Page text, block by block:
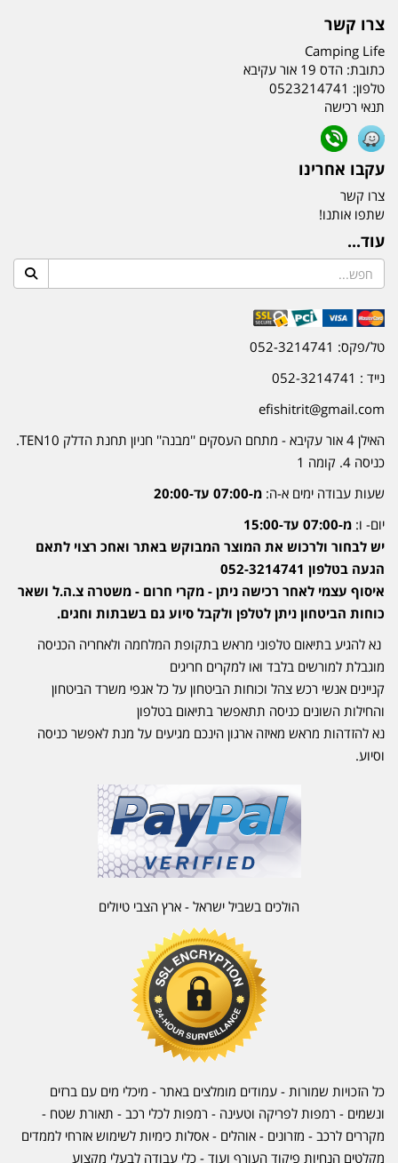
צרו קשר
Camping Life
כתובת: הדס 19 אור עקיבא
טלפון: 0523214741
תנאי רכישה
עקבו אחרינו
צרו קשר
שתפו אותנו!
עוד...
טל/פקס: 052-3214741
נייד : 052-3214741
efishitrit@gmail.com
האילן 4 אור עקיבא - מתחם העסקים ''מבנה'' חניון תחנת הדלק TEN10.
כניסה 4. קומה 1
שעות עבודה ימים א-ה: מ-07:00 עד-20:00
יום- ו: מ-07:00 עד-15:00
יש לבחור ולרכוש את המוצר המבוקש באתר ואחכ רצוי לתאם
הגעה בטלפון 052-3214741
איסוף עצמי לאחר רכישה ניתן - מקרי חרום - משטרה צ.ה.ל ושאר
כוחות הביטחון ניתן לטלפן ולקבל סיוע גם בשבתות וחגים.
נא להגיע בתיאום טלפוני מראש בתקופת המלחמה ולאחריה הכניסה
מוגבלת למורשים בלבד ואו למקרים חריגים
קניינים אנשי רכש צהל וכוחות הביטחון על כל אגפי משרד הביטחון
והחילות השונים כניסה תתאפשר בתיאום בטלפון
נא להזדהות מראש מאיזה ארגון הינכם מגיעים על מנת לאפשר כניסה
וסיוע.
הולכים בשביל ישראל - ארץ הצבי טיולים
כל הזכויות שמורות - עמודים מומלצים באתר - מיכלי מים עם ברזים
ונשמים - רמפות לפריקה וטעינה - רמפות לכלי רכב - תאורת שטח -
מקררים לרכב - מזרונים - אוהלים - אסלות כימיות לשימוש אזרחי לממדים
מקלטים הנחיות פיקוד העורף ועוד - כלי עבודה לבעלי מקצוע